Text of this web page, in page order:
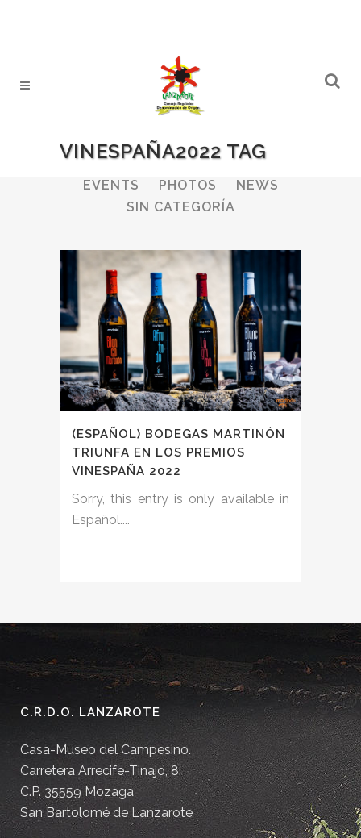
VINESPAÑA2022 TAG
ALL WINERIES
BULLETIN
EVENTS
PHOTOS
NEWS
SIN CATEGORÍA
(ESPAÑOL) BODEGAS MARTINÓN
TRIUNFA EN LOS PREMIOS
VINESPAÑA 2022
Sorry, this entry is only available in
Español....
C.R.D.O. LANZAROTE
Casa-Museo del Campesino.
Carretera Arrecife-Tinajo, 8.
C.P. 35559 Mozaga
San Bartolomé de Lanzarote